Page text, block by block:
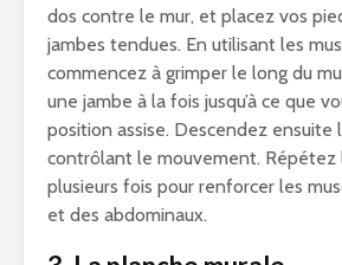
dos contre le mur, et placez vos
jambes tendues. En utilisant les
commencez à grimper le long du
une jambe à la fois jusqu’à ce que
position assise. Descendez
contrôlant le mouvement. Répétez
plusieurs fois pour renforcer les
et des abdominaux.